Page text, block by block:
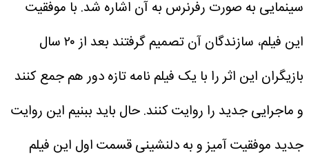
سینمایی به صورت رفرنرس به آن اشاره شد. با موفقیت
این فیلم، سازندگان آن تصمیم گرفتند بعد از ۲۰ سال
بازیگران این اثر را با یک فیلم نامه تازه دور هم جمع کنند
و ماجرایی جدید را روایت کنند.حال باید ببنیم این روایت
جدید موفقیت آمیز و به دلنشینی قسمت اول این فیلم